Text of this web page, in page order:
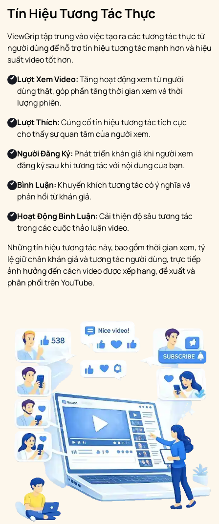
Tín Hiệu Tương Tác Thực
ViewGrip tập trung vào việc tạo ra các tương tác thực từ
người dùng để hỗ trợ tín hiệu tương tác mạnh hơn và hiệu
suất video tốt hơn.
Lượt Xem Video:Tăng hoạt động xem từ người
dùng thật, góp phần tăng thời gian xem và thời
lượng phiên.
Lượt Thích:Củng cố tín hiệu tương tác tích cực
cho thấy sự quan tâm của người xem.
Người Đăng Ký: Phát triển khán giả khi người xem
đăng ký sau khi tương tác với nội dung của bạn.
Bình Luận: Khuyến khích tương tác có ý nghĩa và
phản hồi từ khán giả.
Hoạt Động Bình Luận:Cải thiện độ sâu tương tác
trong các cuộc thảo luận video.
Những tín hiệu tương tác này, bao gồm thời gian xem, tỷ
lệ giữ chân khán giả và tương tác người dùng, trực tiếp
ảnh hưởng đến cách video được xếp hạng, đề xuất và
phân phối trên YouTube.